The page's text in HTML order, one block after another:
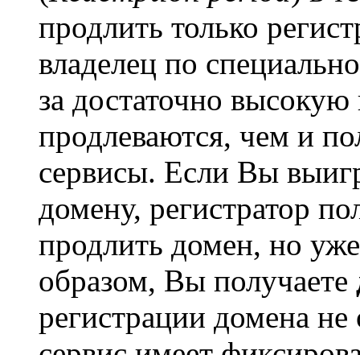
продлить только
владелец по
за достаточно
продлеваются, чем и
сервисы. Если Вы
домену, регистратор
продлить домен, но
образом, Вы получаете
регистрации домена